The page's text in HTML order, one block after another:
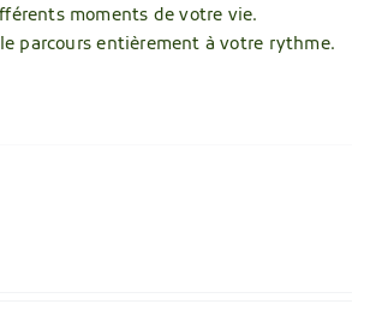
moments de votre vie.
parcours entièrement à votre rythme.